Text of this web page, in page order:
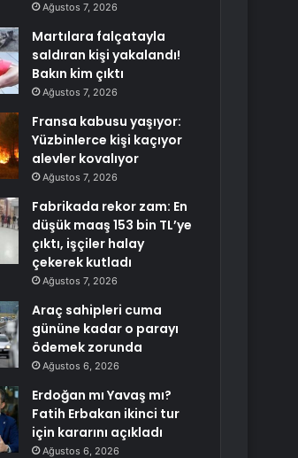
Ağustos 7, 2026
Martılara falçatayla
saldıran kişi yakalandı!
Bakın kim çıktı
Ağustos 7, 2026
Fransa kabusu yaşıyor:
Yüzbinlerce kişi kaçıyor
alevler kovalıyor
Ağustos 7, 2026
Fabrikada rekor zam: En
düşük maaş 153 bin TL’ye
çıktı, işçiler halay
çekerek kutladı
Ağustos 7, 2026
Araç sahipleri cuma
gününe kadar o parayı
ödemek zorunda
Ağustos 6, 2026
Erdoğan mı Yavaş mı?
Fatih Erbakan ikinci tur
için kararını açıkladı
Ağustos 6, 2026